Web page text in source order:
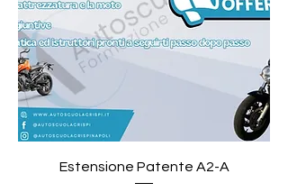
Estensione Patente A2-A